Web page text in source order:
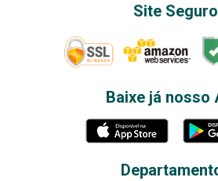
Site Seguro
Baixe já nosso